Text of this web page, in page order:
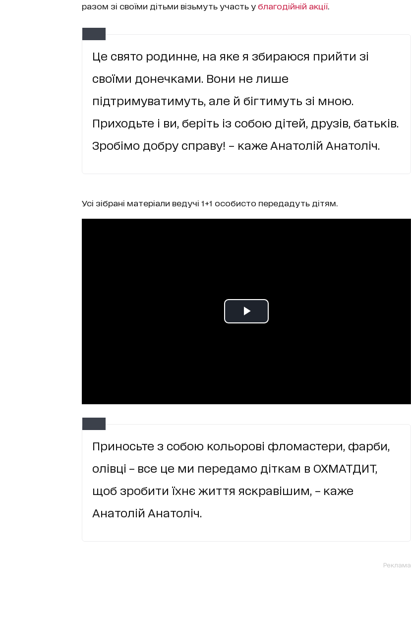
разом зі своїми дітьми візьмуть участь у благодійній акції.
Це свято родинне, на яке я збираюся прийти зі
своїми донечками. Вони не лише
підтримуватимуть, але й бігтимуть зі мною.
Приходьте і ви, беріть із собою дітей, друзів, батьків.
Зробімо добру справу! – каже Анатолій Анатоліч.
Усі зібрані матеріали ведучі 1+1 особисто передадуть дітям.
Приносьте з собою кольорові фломастери, фарби,
олівці – все це ми передамо діткам в ОХМАТДИТ,
щоб зробити їхнє життя яскравішим, – каже
Анатолій Анатоліч.
Реклама